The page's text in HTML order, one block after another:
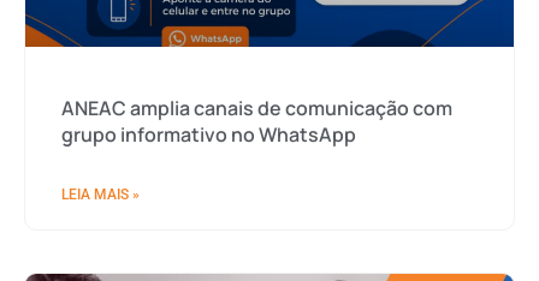
ANEAC amplia canais de comunicação com
grupo informativo no WhatsApp
LEIA MAIS »